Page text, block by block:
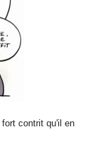
fort contrit qu'il en